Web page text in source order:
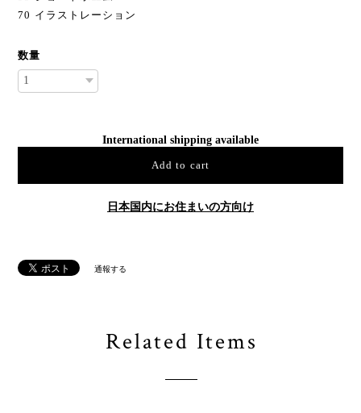
70 イラストレーション
数量
International shipping available
Add to cart
日本国内にお住まいの方向け
通報する
Related Items